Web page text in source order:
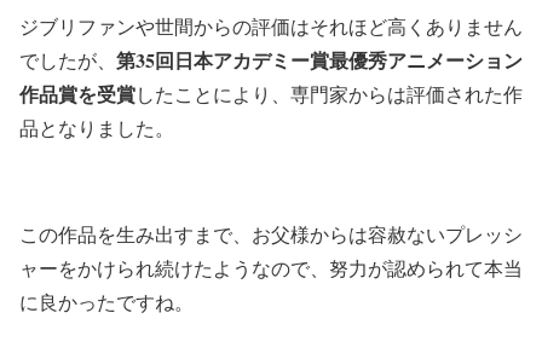
ジブリファンや世間からの評価はそれほど高くありません
でしたが、 第35回日本アカデミー賞最優秀アニメーション
作品賞を受賞したことにより、専門家からは評価された作
品となりました。
この作品を生み出すまで、お父様からは容赦ないプレッシ
ャーをかけられ続けたようなので、努力が認められて本当
に良かったですね。